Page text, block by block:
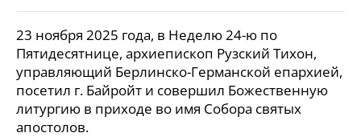
23 ноября 2025 года, в Неделю 24-ю по
Пятидесятнице, архиепископ Рузский Тихон,
управляющий Берлинско-Германской епархией,
посетил г. Байройт и совершил Божественную
литургию в приходе во имя Собора святых
апостолов.